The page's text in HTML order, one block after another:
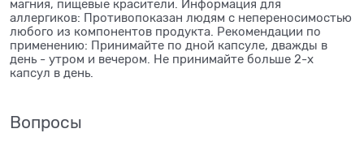
магния, пищевые красители. Информация для
аллергиков: Противопоказан людям с непереносимостью
любого из компонентов продукта. Рекомендации по
применению: Принимайте по дной капсуле, дважды в
день - утром и вечером. Не принимайте больше 2-х
капсул в день.
Вопросы